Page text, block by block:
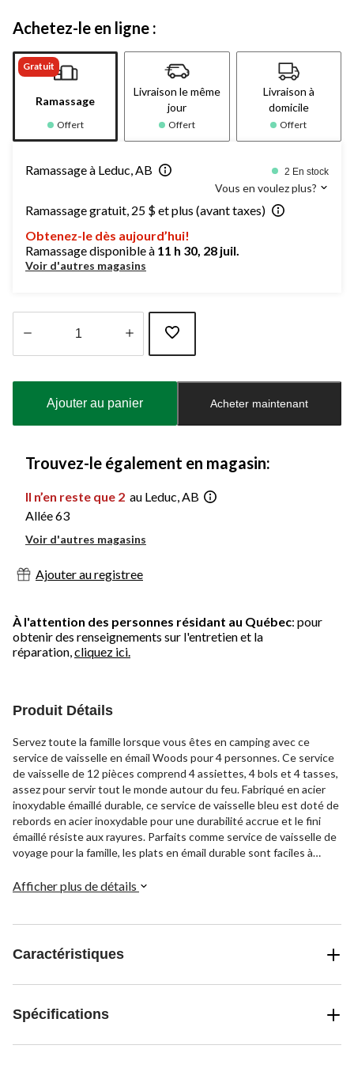
Achetez-le en ligne :
Gratuit
Ramassage
Offert
Livraison le même
jour
Offert
Livraison à
domicile
Offert
Ramassage à Leduc, AB 2 En stock
Vous en voulez plus?
Ramassage gratuit, 25 $ et plus (avant taxes)
Obtenez-le dès aujourd’hui!
Ramassage disponible à 11 h 30, 28 juil.
Voir d'autres magasins
à
Ajouter au panier Acheter maintenant
Trouvez-le également en magasin:
Il n’en reste que 2 au Leduc, AB
Allée 63
Voir d'autres magasins
Ajouter au registree
À l'attention des personnes résidant au Québec: pour
obtenir des renseignements sur l'entretien et la
réparation,cliquez ici.
Produit Détails
Servez toute la famille lorsque vous êtes en camping avec ce
service de vaisselle en émail Woods pour 4 personnes. Ce service
de vaisselle de 12 pièces comprend 4 assiettes, 4 bols et 4 tasses,
assez pour servir tout le monde autour du feu. Fabriqué en acier
inoxydable émaillé durable, ce service de vaisselle bleu est doté de
rebords en acier inoxydable pour une durabilité accrue et le fini
émaillé résiste aux rayures. Parfaits comme service de vaisselle de
voyage pour la famille, les plats en émail durable sont faciles à
espaces.
Afficher plus de détails
Caractéristiques
Spécifications